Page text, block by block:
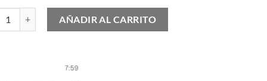
1 "Bred Shadow" cantidad
AÑADIR AL CARRITO